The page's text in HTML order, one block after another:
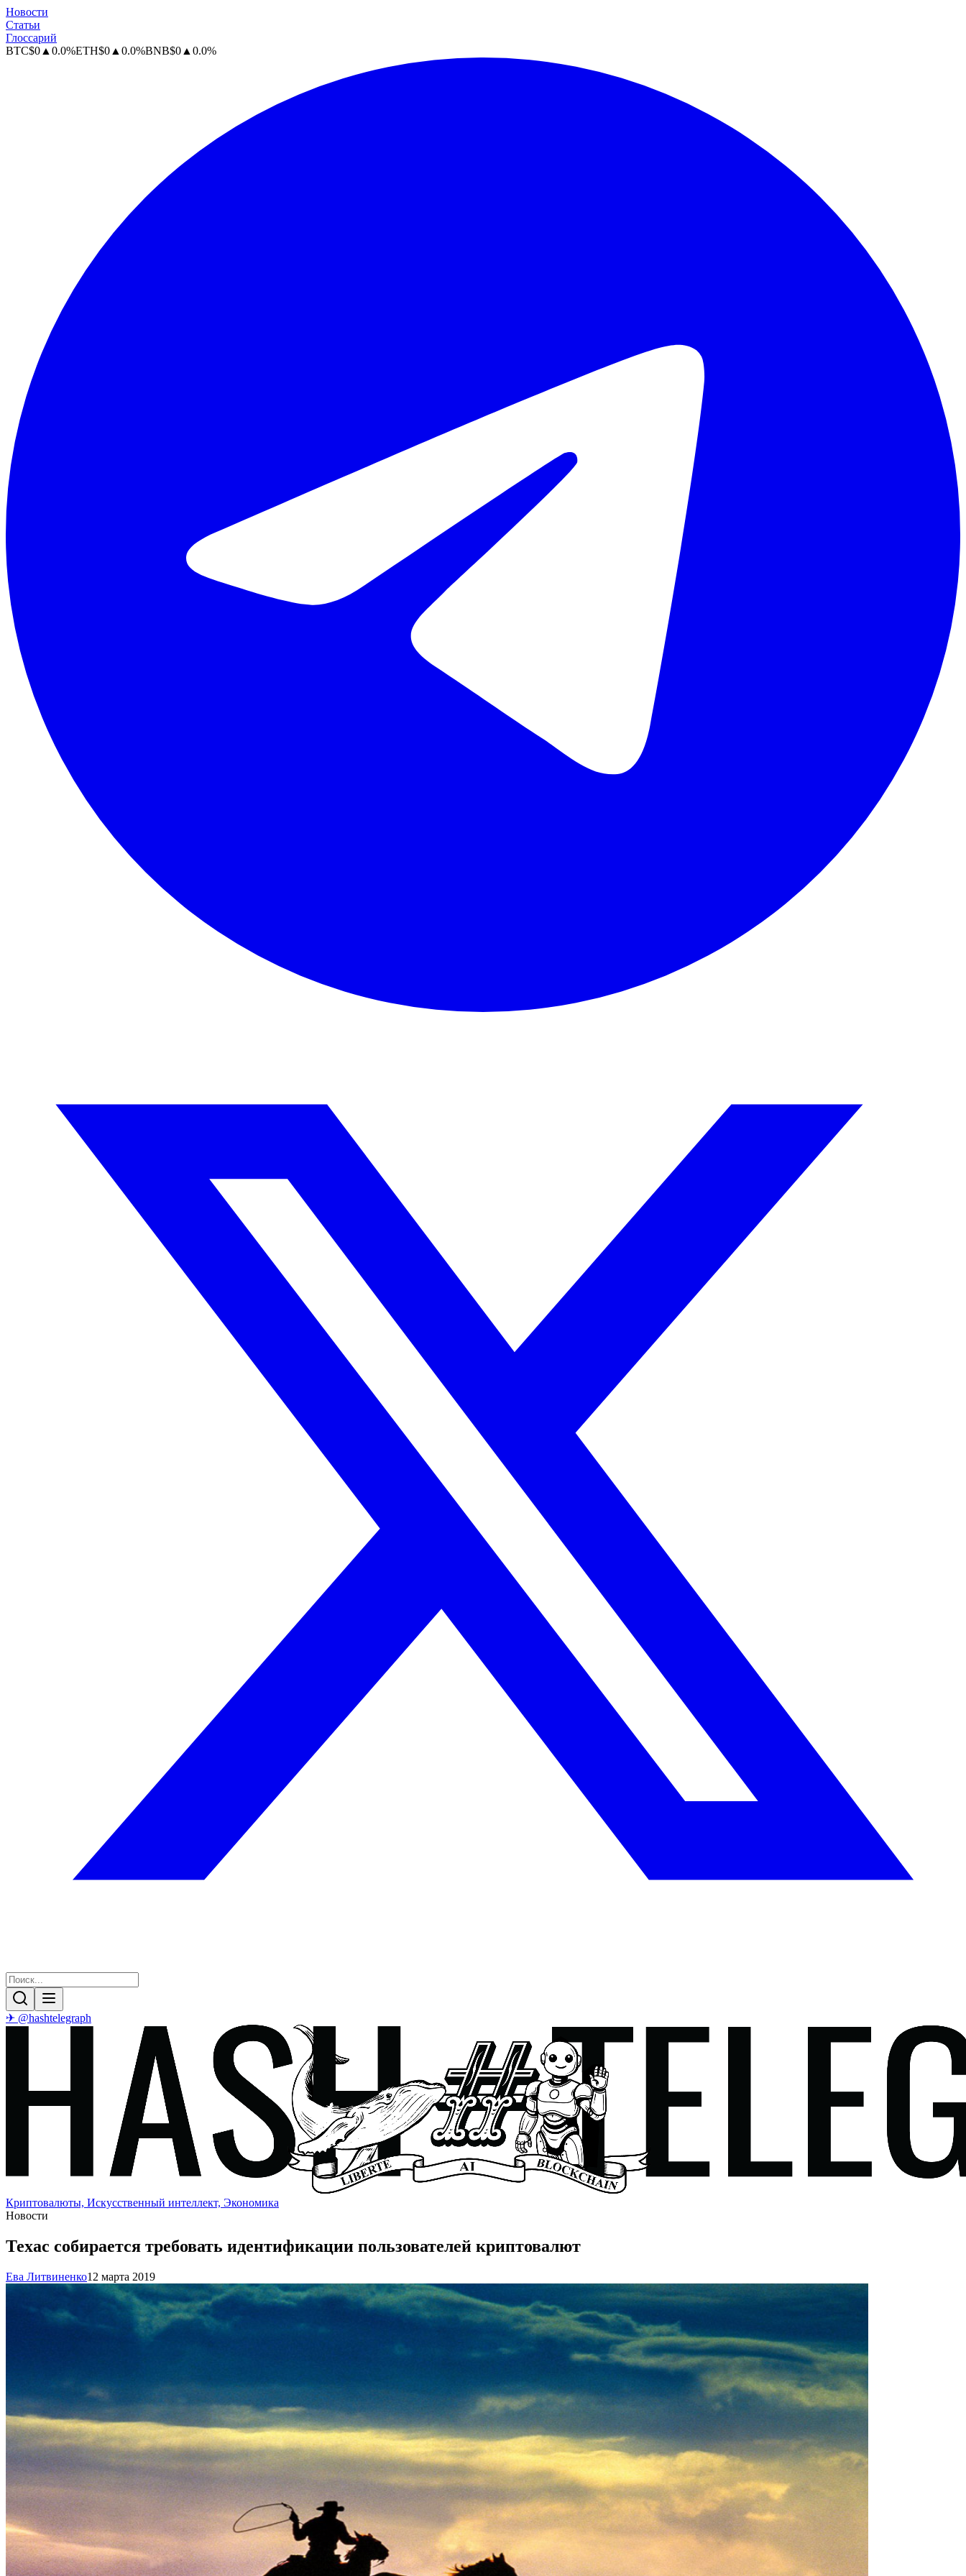
Новости
Статьи
Глоссарий
BTC$0 ▲ 0.0%ETH$0 ▲ 0.0%BNB$0 ▲ 0.0%
✈ @hashtelegraph
Криптовалюты, Искусственный интеллект, Экономика
Новости
Техас собирается требовать идентификации пользователей криптовалют
Ева Литвиненко12 марта 2019